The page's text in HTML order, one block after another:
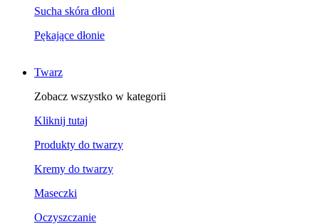
Sucha skóra dłoni
Pękające dłonie
Twarz
Zobacz wszystko w kategorii
Kliknij tutaj
Produkty do twarzy
Kremy do twarzy
Maseczki
Oczyszczanie